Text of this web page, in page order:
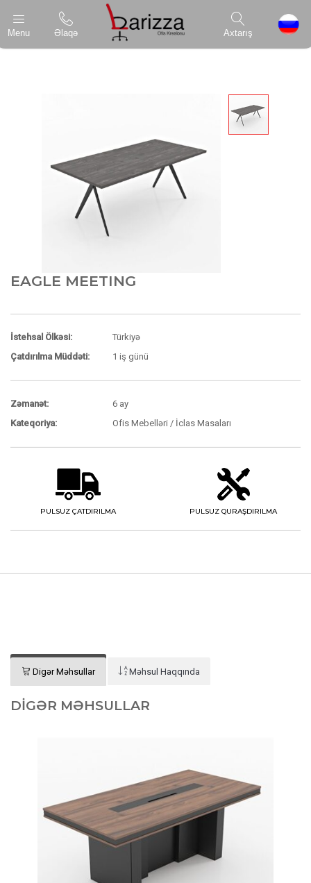
Menu Əlaqə Axtarış
EAGLE MEETING
İstehsal Ölkəsi:
Türkiyə
Çatdırılma Müddəti:
1 iş günü
Zəmanət:
6 ay
Kateqoriya:
Ofis Mebelləri / İclas Masaları
PULSUZ ÇATDIRILMA PULSUZ QURAŞDIRILMA
Digər Məhsullar Məhsul Haqqında
DIGƏR MƏHSULLAR